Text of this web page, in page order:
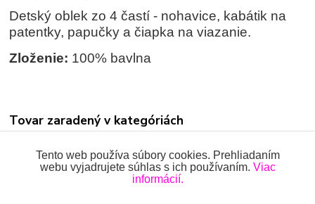
Detský oblek zo 4 častí - nohavice, kabátik na
patentky, papučky a čiapka na viazanie.
Zloženie: 100% bavlna
Tovar zaradený v kategóriách
SÚPRAVY
Tento web používa súbory cookies. Prehliadaním
webu vyjadrujete súhlas s ich používaním. Viac
informácií.